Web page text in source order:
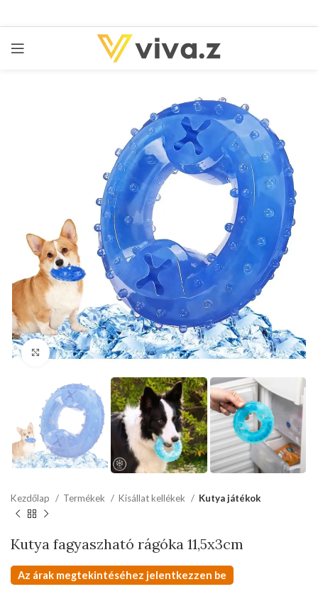
kattints a kinagyításhoz
Kezdőlap Termékek Kisállat kellékek Kutya játékok
Kutya fagyaszható rágóka 11,5x3cm
Az árak megtekintéséhez jelentkezzen be